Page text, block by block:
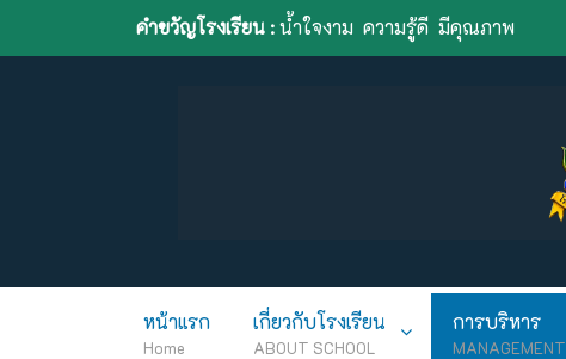
คำขวัญโรงเรียน :น้ำใจงาม ความรู้ดี มีคุณภาพ
หน้าแรก
Home
เกี่ยวกับโรงเรียน
ABOUT SCHOOL
การบริหาร
MANAGEMENT